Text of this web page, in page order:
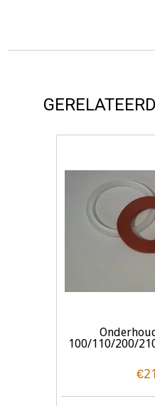
100/110/200/